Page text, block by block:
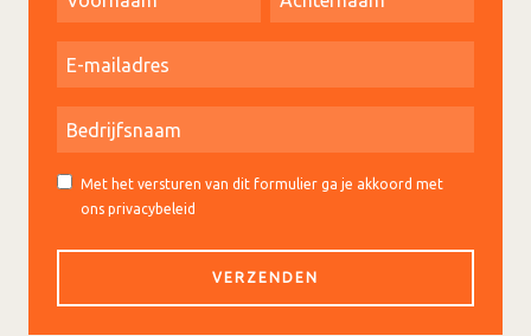
Met het versturen van dit formulier ga je akkoord met
ons privacybeleid